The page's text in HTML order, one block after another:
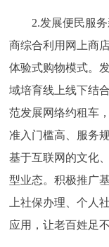
2.发展便民服务
商综合利用网上商
体验式购物模式。
域培育线上线下结
范发展网络约租车
准入门槛高、服务
基于互联网的文化
型业态。积极推广
上社保办理、个人
应用，让老百姓足